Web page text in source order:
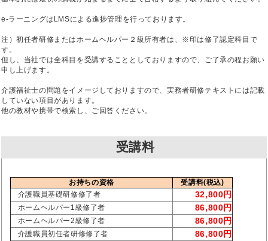
e-ラーニングはLMSによる進捗管理を行っております。
注）初任者研修またはホームヘルパー２級所有者は、※印は修了認定科目で
す。
但し、当社では全科目を受講することとしておりますので、ご了承の程お願い
申し上げます。
介護福祉士の問題をイメージしておりますので、実務者研修テキストには記載
していない項目があります。
他の教材や携帯で検索し、ご回答ください。
受講料
お持ちの資格
受講料(税込)
介護職員基礎研修修了者
32,800円
ホームヘルパー1級修了者 86,800円
ホームヘルパー2級修了者 86,800円
介護職員初任者研修修了者 86,800円